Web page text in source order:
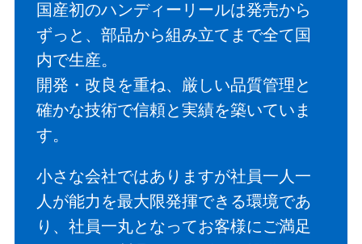
国産初のハンディーリールは発売から
ずっと、部品から組み立てまで全て国
内で生産。
開発・改良を重ね、厳しい品質管理と
確かな技術で信頼と実績を築いていま
す。
小さな会社ではありますが社員一人一
人が能力を最大限発揮できる環境であ
り、社員一丸となってお客様にご満足